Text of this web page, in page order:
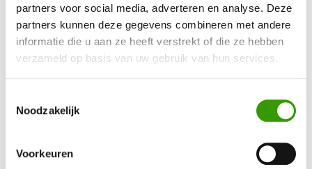
partners voor social media, adverteren en analyse. Deze
partners kunnen deze gegevens combineren met andere
informatie die u aan ze heeft verstrekt of die ze hebben
verzameld op basis van uw gebruik van hun services.
Noodzakelijk
Voorkeuren